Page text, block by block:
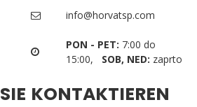
info@horvatsp.com
PON - PET: 7:00 do
15:00, SOB, NED: zaprto
KONTAKTIEREN